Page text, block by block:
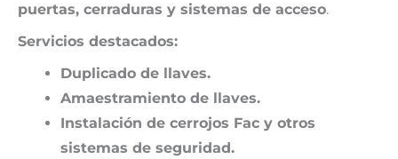
puertas, cerraduras y sistemas de acceso.
Servicios destacados:
Duplicado de llaves.
Amaestramiento de llaves.
Instalación de cerrojos Fac y otros
sistemas de seguridad.